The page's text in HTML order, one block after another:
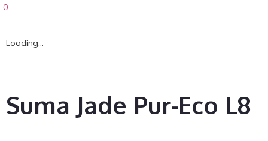
0
Loading...
Suma Jade Pur-Eco L8